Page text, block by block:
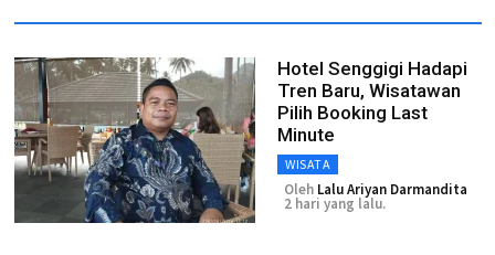
Hotel Senggigi Hadapi
Tren Baru, Wisatawan
Pilih Booking Last
Minute
WISATA
Oleh Lalu Ariyan Darmandita
2 hari yang lalu.